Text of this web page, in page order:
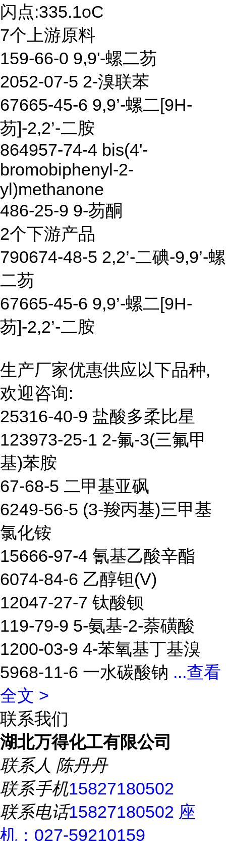
闪点:335.1oC
7个上游原料
159-66-0 9,9'-螺二芴
2052-07-5 2-溴联苯
67665-45-6 9,9’-螺二[9H-
芴]-2,2’-二胺
864957-74-4 bis(4'-
bromobiphenyl-2-
yl)methanone
486-25-9 9-芴酮
2个下游产品
790674-48-5 2,2’-二碘-9,9’-螺
二芴
67665-45-6 9,9’-螺二[9H-
芴]-2,2’-二胺
生产厂家优惠供应以下品种,
欢迎咨询:
25316-40-9 盐酸多柔比星
123973-25-1 2-氟-3(三氟甲
基)苯胺
67-68-5 二甲基亚砜
6249-56-5 (3-羧丙基)三甲基
氯化铵
15666-97-4 氰基乙酸辛酯
6074-84-6 乙醇钽(V)
12047-27-7 钛酸钡
119-79-9 5-氨基-2-萘磺酸
1200-03-9 4-苯氧基丁基溴
5968-11-6 一水碳酸钠 ...查看
全文 >
联系我们
湖北万得化工有限公司
联系人 陈丹丹
联系手机15827180502
联系电话15827180502 座
机：027-59210159